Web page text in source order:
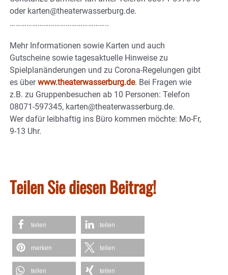
oder karten@theaterwasserburg.de.
……………………………………………..
Mehr Informationen sowie Karten und auch
Gutscheine sowie tagesaktuelle Hinweise zu
Spielplanänderungen und zu Corona-Regelungen gibt
es überwww.theaterwasserburg.de. Bei Fragen wie
z.B. zu Gruppenbesuchen ab 10 Personen: Telefon
08071-597345, karten@theaterwasserburg.de.
Wer dafür leibhaftig ins Büro kommen möchte: Mo-Fr,
9-13 Uhr.
Teilen Sie diesen Beitrag!
teilen teilen
merken teilen
teilen teilen